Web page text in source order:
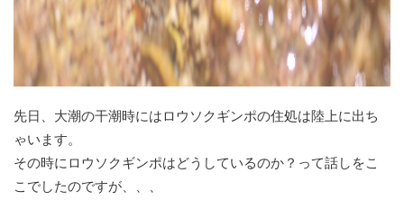
先日、大潮の干潮時にはロウソクギンポの住処は陸上に出ち
ゃいます。
その時にロウソクギンポはどうしているのか？って話しをこ
こでしたのですが、、、